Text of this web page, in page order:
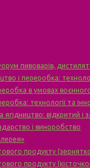
пивоварів,
і переробка:
в умовах
технології та
ягідництво: відкритий і
і виноробство
продукту
продукту